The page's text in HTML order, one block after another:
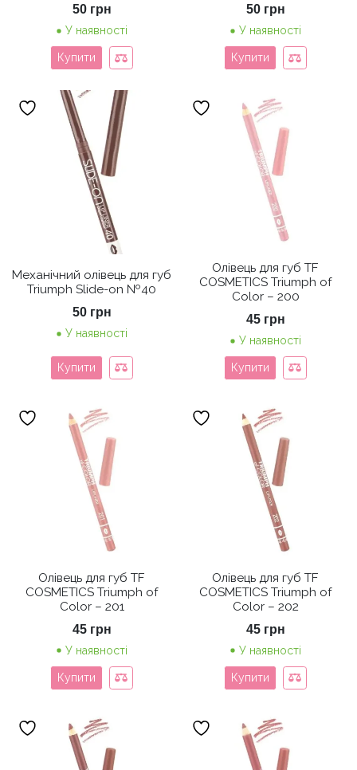
50 грн
У наявності
Купити
50 грн
У наявності
Купити
Механічний олівець для губ
Triumph Slide-on №40
50 грн
У наявності
Купити
Олівець для губ TF
COSMETICS Triumph of
Color – 200
45 грн
У наявності
Купити
Олівець для губ TF
COSMETICS Triumph of
Color – 201
45 грн
У наявності
Купити
Олівець для губ TF
COSMETICS Triumph of
Color – 202
45 грн
У наявності
Купити